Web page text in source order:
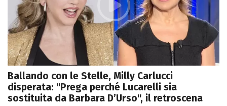
Ballando con le Stelle, Milly Carlucci
disperata: "Prega perché Lucarelli sia
sostituita da Barbara D’Urso", il retroscena